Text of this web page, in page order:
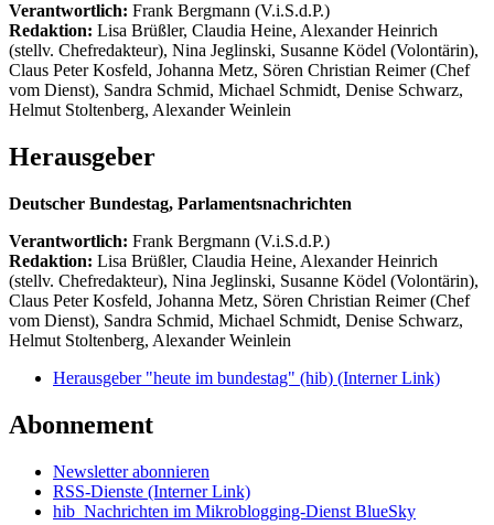
Verantwortlich: Frank Bergmann (V.i.S.d.P.)
Redaktion: Lisa Brüßler, Claudia Heine, Alexander Heinrich
(stellv. Chefredakteur), Nina Jeglinski, Susanne Ködel (Volontärin),
Claus Peter Kosfeld, Johanna Metz, Sören Christian Reimer (Chef
vom Dienst), Sandra Schmid, Michael Schmidt, Denise Schwarz,
Helmut Stoltenberg, Alexander Weinlein
Herausgeber
Deutscher Bundestag, Parlamentsnachrichten
Verantwortlich: Frank Bergmann (V.i.S.d.P.)
Redaktion: Lisa Brüßler, Claudia Heine, Alexander Heinrich
(stellv. Chefredakteur), Nina Jeglinski, Susanne Ködel (Volontärin),
Claus Peter Kosfeld, Johanna Metz, Sören Christian Reimer (Chef
vom Dienst), Sandra Schmid, Michael Schmidt, Denise Schwarz,
Helmut Stoltenberg, Alexander Weinlein
Herausgeber "heute im bundestag" (hib) (Interner Link)
Abonnement
Newsletter abonnieren
RSS-Dienste (Interner Link)
hib_Nachrichten im Mikroblogging-Dienst BlueSky